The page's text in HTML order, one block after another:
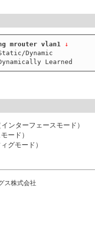
mrouter vlan1
↓
Dynamic
インターフェースモード）
ード）
グモード）
ス株式会社